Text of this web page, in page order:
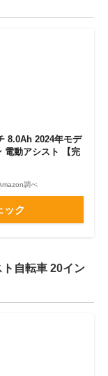
8.0Ah 2024年モデ
電動アシスト 【完
調べ
ック
自転車 20イン